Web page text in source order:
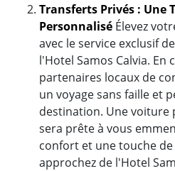
Transferts Privés : Une
Personnalisé Élevez
avec le service exclusif
l'Hotel Samos Calvia. En
partenaires locaux de
un voyage sans faille et
destination. Une voiture
sera prête à vous
confort et une touche
approchez de l'Hotel